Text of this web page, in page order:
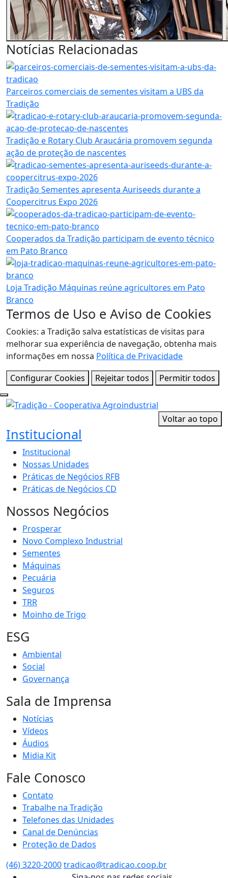
Notícias Relacionadas
Parceiros comerciais de sementes visitam a UBS da
Tradição
Tradição e Rotary Club Araucária promovem segunda
ação de proteção de nascentes
Tradição Sementes apresenta Auriseeds durante a
Coopercitrus Expo 2026
Cooperados da Tradição participam de evento técnico
em Pato Branco
Loja Tradição Máquinas reúne agricultores em Pato
Branco
Termos de Uso e Aviso de Cookies
Cookies: a Tradição salva estatísticas de visitas para
melhorar sua experiência de navegação, obtenha mais
informações em nossa Política de Privacidade
Configurar Cookies
Rejeitar todos Permitir todos
Voltar ao topo
Institucional
Institucional
Nossas Unidades
Práticas de Negócios RFB
Práticas de Negócios CD
Nossos Negócios
Prosperar
Novo Complexo Industrial
Sementes
Máquinas
Pecuária
Seguros
TRR
Moinho de Trigo
ESG
Ambiental
Social
Governança
Sala de Imprensa
Notícias
Vídeos
Áudios
Midia Kit
Fale Conosco
Contato
Trabalhe na Tradição
Telefones das Unidades
Canal de Denúncias
Proteção de Dados
(46) 3220-2000tradicao@tradicao.coop.br